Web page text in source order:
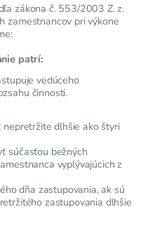
zákona č. 553/2003 Z. z.
zamestnancov pri výkone
patrí:
vedúceho
činnosti.
dlhšie ako štyri
súčasťou bežných
vyplývajúcich z
dňa zastupovania, ak sú
zastupovania dlhšie